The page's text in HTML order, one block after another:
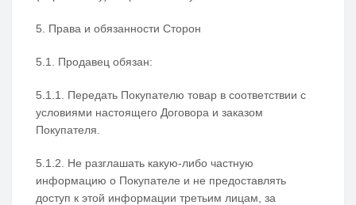
5. Права и обязанности Сторон
5.1. Продавец обязан:
5.1.1. Передать Покупателю товар в соответствии с
условиями настоящего Договора и заказом
Покупателя.
5.1.2. Не разглашать какую-либо частную
информацию о Покупателе и не предоставлять
доступ к этой информации третьим лицам, за